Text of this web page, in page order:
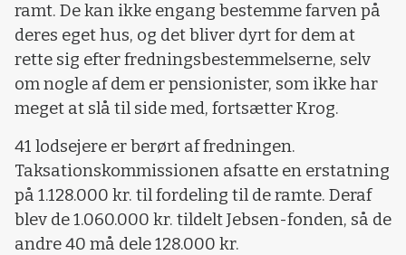
ramt. De kan ikke engang bestemme farven på
deres eget hus, og det bliver dyrt for dem at
rette sig efter fredningsbestemmelserne, selv
om nogle af dem er pensionister, som ikke har
meget at slå til side med, fortsætter Krog.
41 lodsejere er berørt af fredningen.
Taksationskommissionen afsatte en erstatning
på 1.128.000 kr. til fordeling til de ramte. Deraf
blev de 1.060.000 kr. tildelt Jebsen-fonden, så de
andre 40 må dele 128.000 kr.